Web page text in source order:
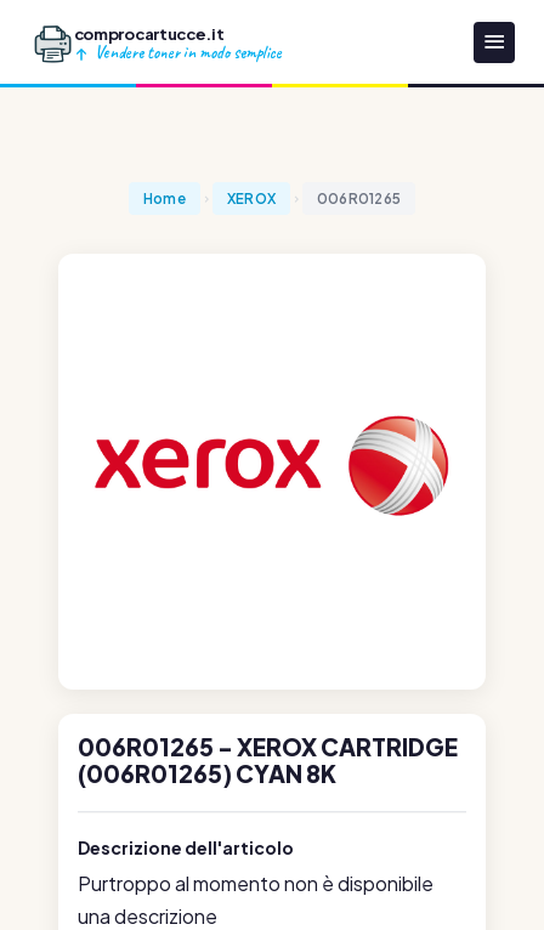
comprocartucce.it
Vendere toner in modo semplice
Home XEROX 006R01265
006R01265 - XEROX CARTRIDGE
(006R01265) CYAN 8K
Descrizione dell'articolo
Purtroppo al momento non è disponibile
una descrizione